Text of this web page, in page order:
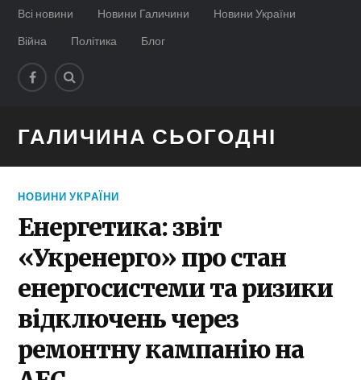
Всі новини Новини Галичини
Новини України
Війна
Політика Блог
ГАЛИЧИНА СЬОГОДНІ
НОВИНИ УКРАЇНИ
Енергетика: звіт
«Укренерго» про стан
енергосистеми та ризики
відключень через
ремонтну кампанію на